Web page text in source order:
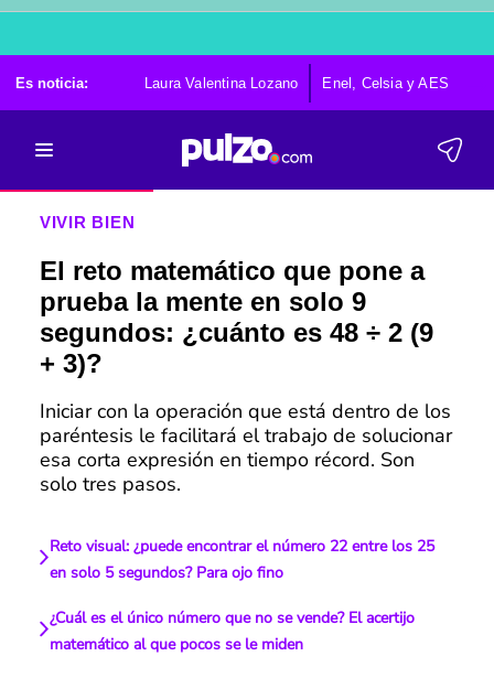
Es noticia: Laura Valentina Lozano Enel, Celsia y AES
VIVIR BIEN
El reto matemático que pone a
prueba la mente en solo 9
segundos: ¿cuánto es 48 ÷ 2 (9
+ 3)?
Iniciar con la operación que está dentro de los
paréntesis le facilitará el trabajo de solucionar
esa corta expresión en tiempo récord. Son
solo tres pasos.
Reto visual: ¿puede encontrar el número 22 entre los 25
en solo 5 segundos? Para ojo fino
¿Cuál es el único número que no se vende? El acertijo
matemático al que pocos se le miden